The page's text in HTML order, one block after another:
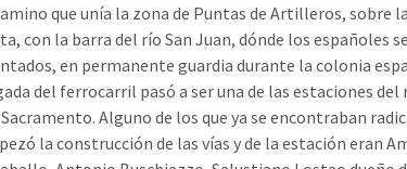
que unía la zona de Puntas de Artilleros, sobre
con la barra del río San Juan, dónde los españoles
en permanente guardia durante la colonia
del ferrocarril pasó a ser una de las estaciones del
Alguno de los que ya se encontraban
la construcción de las vías y de la estación eran